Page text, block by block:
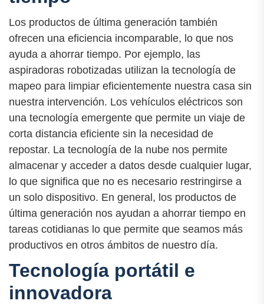
Los productos de última generación también
ofrecen una eficiencia incomparable, lo que nos
ayuda a ahorrar tiempo. Por ejemplo, las
aspiradoras robotizadas utilizan la tecnología de
mapeo para limpiar eficientemente nuestra casa sin
nuestra intervención. Los vehículos eléctricos son
una tecnología emergente que permite un viaje de
corta distancia eficiente sin la necesidad de
repostar. La tecnología de la nube nos permite
almacenar y acceder a datos desde cualquier lugar,
lo que significa que no es necesario restringirse a
un solo dispositivo. En general, los productos de
última generación nos ayudan a ahorrar tiempo en
tareas cotidianas lo que permite que seamos más
productivos en otros ámbitos de nuestro día.
Tecnología portátil e
innovadora